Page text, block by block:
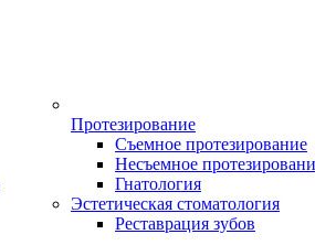
Протезирование
Съемное протезирование
Несъемное
Гнатология
Эстетическая стоматология
Реставрация зубов